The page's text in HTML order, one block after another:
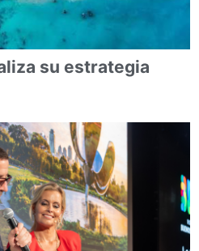
su estrategia